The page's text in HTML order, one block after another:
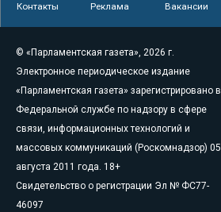
Контакты Реклама Вакансии
© «Парламентская газета», 2026 г.
Электронное периодическое издание
«Парламентская газета» зарегистрировано в
Федеральной службе по надзору в сфере
связи, информационных технологий и
массовых коммуникаций (Роскомнадзор) 05
августа 2011 года. 18+
Свидетельство о регистрации Эл № ФС77-
46097